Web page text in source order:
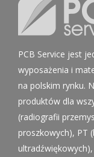
PCB Service jest
wyposażenia i
na polskim rynku.
produktów dla
(radiografii
proszkowych), PT